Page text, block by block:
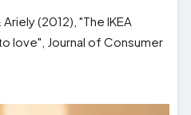
(2012), "The IKEA
love", Journal of Consumer